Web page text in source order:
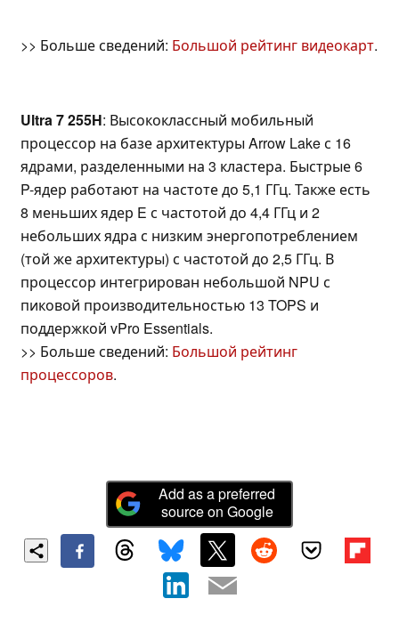
>> Больше сведений: Большой рейтинг видеокарт.
Ultra 7 255H: Высококлассный мобильный
процессор на базе архитектуры Arrow Lake с 16
ядрами, разделенными на 3 кластера. Быстрые 6
P-ядер работают на частоте до 5,1 ГГц. Также есть
8 меньших ядер E с частотой до 4,4 ГГц и 2
небольших ядра с низким энергопотреблением
(той же архитектуры) с частотой до 2,5 ГГц. В
процессор интегрирован небольшой NPU с
пиковой производительностью 13 TOPS и
поддержкой vPro Essentials.
>> Больше сведений: Большой рейтинг
процессоров.
Add as a preferred
source on Google